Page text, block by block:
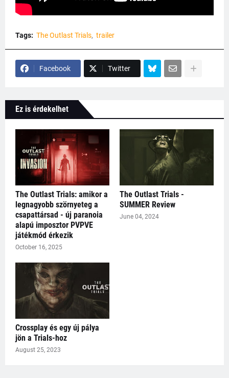
Tags: The Outlast Trials trailer
Facebook Twitter
Ez is érdekelhet
The Outlast Trials: amikor a
legnagyobb szörnyeteg a
csapattársad - új paranoia
alapú imposztor PVPVE
játékmód érkezik
October 16, 2025
The Outlast Trials -
SUMMER Review
June 04, 2024
Crossplay és egy új pálya
jön a Trials-hoz
August 25, 2023